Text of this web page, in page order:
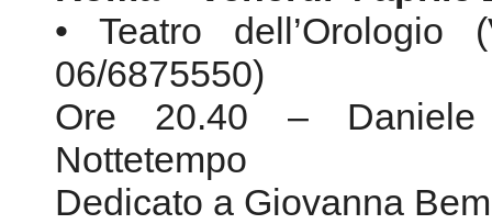
Dedicato a Giovanna
“Voce fuori pagina” a
drammatica “Silvio
Ore 21.00 –
Regia di Patrizio